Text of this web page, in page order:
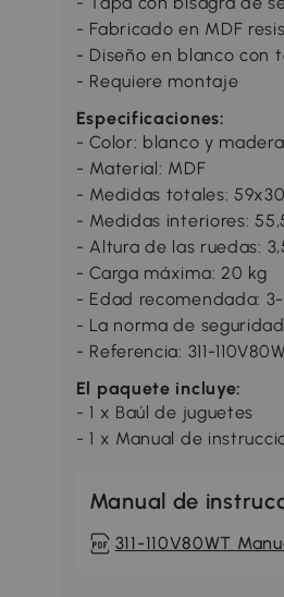
- Fabricado en MDF
- Diseño en blanco con
- Requiere montaje
Especificaciones:
- Color: blanco y
- Material: MDF
- Medidas totales:
- Medidas interiores:
- Altura de las ruedas:
- Carga máxima: 20 kg
- Edad recomendada:
- La norma de
- Referencia: 311-
El paquete incluye:
- 1 x Baúl de juguetes
- 1 x Manual de
Manual de
311-110V80WT